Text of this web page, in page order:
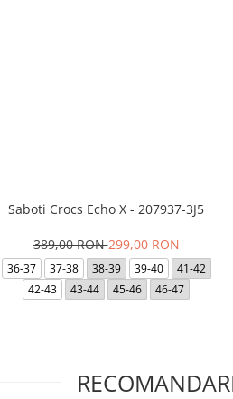
Saboti Crocs Echo X - 207937-3J5
389,00 RON299,00 RON
36-37 37-38 38-39 39-40
41-42
42-43
43-44 45-46 46-47